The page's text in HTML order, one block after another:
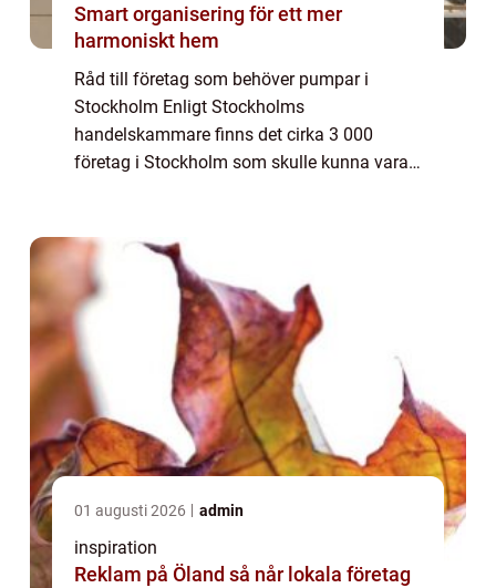
Smart organisering för ett mer
harmoniskt hem
Råd till företag som behöver pumpar i
Stockholm Enligt Stockholms
handelskammare finns det cirka 3 000
företag i Stockholm som skulle kunna vara i
branscher, inklusive ...
01 augusti 2026 admin
inspiration
Reklam på Öland så når lokala företag